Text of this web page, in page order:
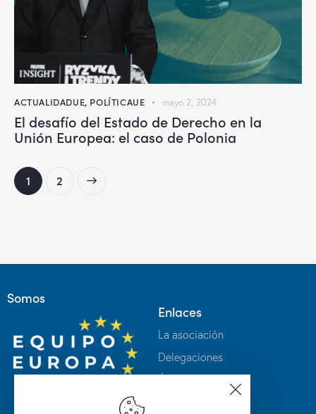
ACTUALIDADUE, POLÍTICAUE mayo 2, 2024
El desafío del Estado de Derecho en la
Unión Europea: el caso de Polonia
1 2
Somos
Enlaces
La asociación
Delegaciones
Únete